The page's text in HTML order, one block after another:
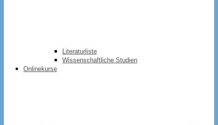
Literaturliste
Wissenschaftliche Studien
Onlinekurse